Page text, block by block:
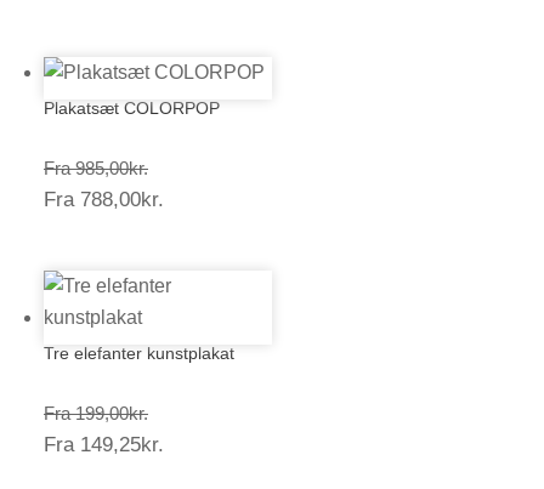
Plakatsæt COLORPOP
Fra 985,00kr.Prisinterval:
985,00kr.
Fra 788,00kr.
Tre elefanter kunstplakat
Fra 199,00kr.Prisinterval:
199,00kr.
Fra 149,25kr.